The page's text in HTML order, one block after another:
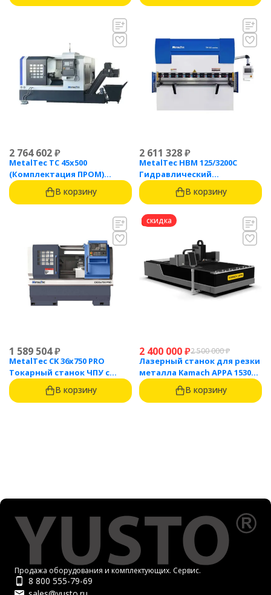
2 764 602₽
MetalTec ТС 45x500
(Комплектация ПРОМ)
токарный станок с ЧПУ с
наклонной станиной
В корзину
2 611 328₽
MetalTec HBM 125/3200C
Гидравлический
листогибочный пресс с
контроллером TP10S
В корзину
1 589 504₽
MetalTec CK 36x750 PRO
Токарный станок ЧПУ с
горизонтальной станиной
В корзину
скидка
2 400 000₽2 500 000₽
Лазерный станок для резки
металла Kamach APPA 1530
(3000 Вт)
В корзину
Продажа оборудования и комплектующих. Сервис.
8 800 555-79-69